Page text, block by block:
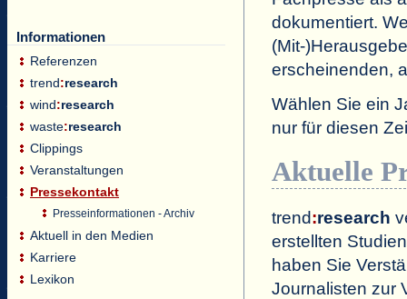
Informationen
Referenzen
trend:research
wind:research
waste:research
Clippings
Veranstaltungen
Pressekontakt
Presseinformationen - Archiv
Aktuell in den Medien
Karriere
Lexikon
dokumentiert.
(Mit-
erscheinenden,
Wählen Sie ein
nur für diesen
Aktuelle
trend:research
erstellten
haben Sie
Journalisten zur